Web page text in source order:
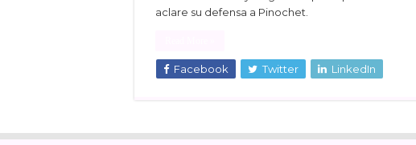
aclare su defensa a Pinochet.
Facebook Twitter LinkedIn